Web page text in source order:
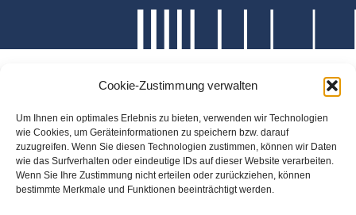
Cookie-Zustimmung verwalten
Um Ihnen ein optimales Erlebnis zu bieten, verwenden wir Technologien
wie Cookies, um Geräteinformationen zu speichern bzw. darauf
zuzugreifen. Wenn Sie diesen Technologien zustimmen, können wir Daten
wie das Surfverhalten oder eindeutige IDs auf dieser Website verarbeiten.
Wenn Sie Ihre Zustimmung nicht erteilen oder zurückziehen, können
bestimmte Merkmale und Funktionen beeinträchtigt werden.